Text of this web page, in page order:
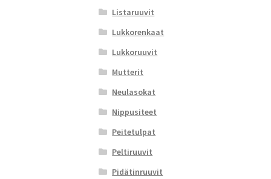
Listaruuvit
Lukkorenkaat
Lukkoruuvit
Mutterit
Neulasokat
Nippusiteet
Peitetulpat
Peltiruuvit
Pidätinruuvit